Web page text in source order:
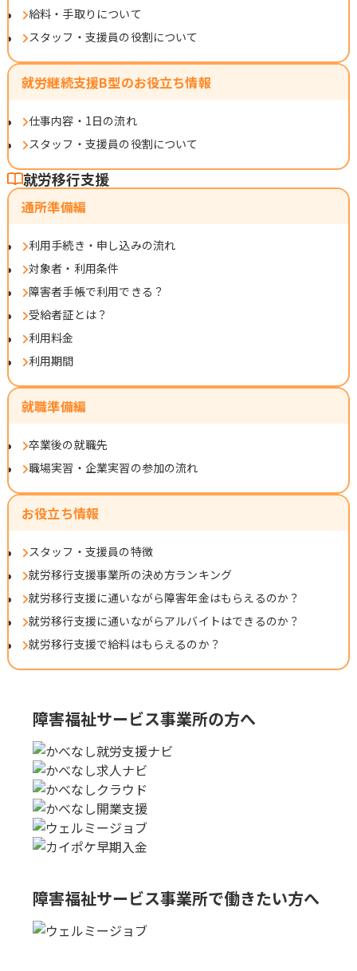
給料・手取りについて
スタッフ・支援員の役割について
就労継続支援B型のお役立ち情報
仕事内容・1日の流れ
スタッフ・支援員の役割について
就労移行支援
通所準備編
利用手続き・申し込みの流れ
対象者・利用条件
障害者手帳で利用できる？
受給者証とは？
利用料金
利用期間
就職準備編
卒業後の就職先
職場実習・企業実習の参加の流れ
お役立ち情報
スタッフ・支援員の特徴
就労移行支援事業所の決め方ランキング
就労移行支援に通いながら障害年金はもらえるのか？
就労移行支援に通いながらアルバイトはできるのか？
就労移行支援で給料はもらえるのか？
障害福祉サービス事業所の方へ
障害福祉サービス事業所で働きたい方へ